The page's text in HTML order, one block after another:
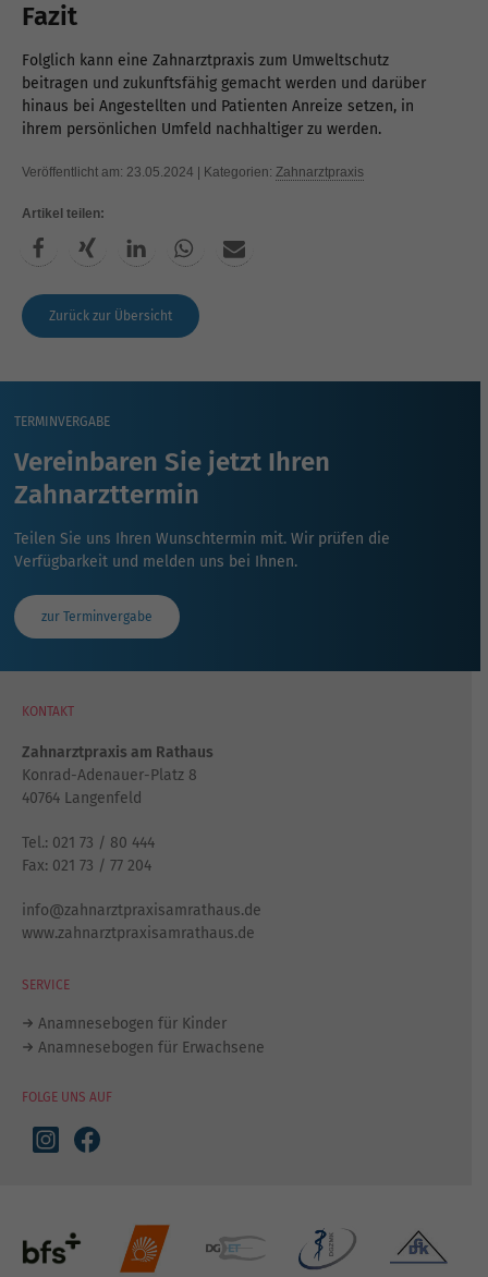
Fazit
Folglich kann eine Zahnarztpraxis zum Umweltschutz
beitragen und zukunftsfähig gemacht werden und darüber
hinaus bei Angestellten und Patienten Anreize setzen, in
ihrem persönlichen Umfeld nachhaltiger zu werden.
Veröffentlicht am: 23.05.2024 | Kategorien: Zahnarztpraxis
Artikel teilen:
Zurück zur Übersicht
TERMINVERGABE
Vereinbaren Sie jetzt Ihren
Zahnarzttermin
Teilen Sie uns Ihren Wunschtermin mit. Wir prüfen die
Verfügbarkeit und melden uns bei Ihnen.
zur Terminvergabe
KONTAKT
Zahnarztpraxis am Rathaus
Konrad-Adenauer-Platz 8
40764 Langenfeld
Tel.: 021 73 / 80 444
Fax: 021 73 / 77 204
info@zahnarztpraxisamrathaus.de
www.zahnarztpraxisamrathaus.de
SERVICE
Anamnesebogen für Kinder
Anamnesebogen für Erwachsene
FOLGE UNS AUF